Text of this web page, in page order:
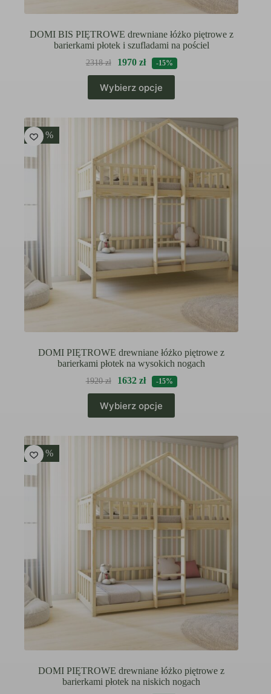
DOMI BIS PIĘTROWE drewniane łóżko piętrowe z
barierkami płotek i szufladami na pościel
2318zł 1970 zł -15%
Wybierz opcje
produkt
ma
wariantów.
Opcje
można
na
stronie
produktu
-15 %
DOMI PIĘTROWE drewniane łóżko piętrowe z
barierkami płotek na wysokich nogach
1920zł 1632 zł -15%
Wybierz opcje
produkt
ma
wariantów.
można
wybrać
produktu
-15 %
DOMI PIĘTROWE drewniane łóżko piętrowe z
barierkami płotek na niskich nogach